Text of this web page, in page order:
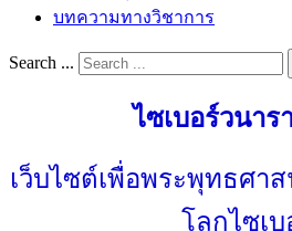
บทความทางวิชาการ
Search ...
ไซเบอร์วนาร
เว็บไซต์เพื่อพระพุทธศา
โลกไซเบ